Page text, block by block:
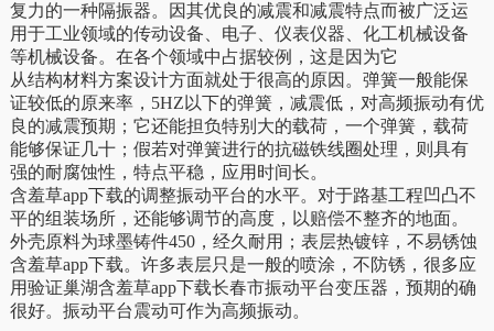
复力的一种隔振器。因其优良的减震和减震特点而被广泛运
用于工业领域的传动设备、电子、仪表仪器、化工机械设备
等机械设备。在各个领域中占据较例，这是因为它
从结构材料方案设计方面就处于很高的原因。弹簧一般能保
证较低的原来率，5HZ以下的弹簧，减震低，对高频振动有优
良的减震预期；它还能担负特别大的载荷，一个弹簧，载荷
能够保证几十；假若对弹簧进行的抗磁铁线圈处理，则具有
强的耐腐蚀性，特点平稳，应用时间长。
含羞草app下载的调整振动平台的水平。对于路基工程凹凸不
平的组装场所，还能够调节的高度，以赔偿不整齐的地面。
外壳原料为球墨铸件450，经久耐用；表层热镀锌，不易锈蚀
含羞草app下载。许多表层只是一般的喷涂，不防锈，很多应
用验证巢湖含羞草app下载长春市振动平台变压器，预期的确
很好。振动平台震动可作为高频振动。